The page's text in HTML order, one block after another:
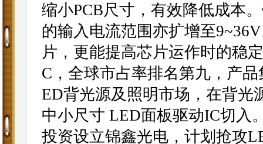
缩小PCB尺寸，有效降低成本
的输入电流范围亦扩增至
片，更能提高芯片运作时的稳
C，全球市占率排名第九，产
ED背光源及照明市场，在背光
中小尺寸 LED面板驱动IC切入
投资设立锦鑫光电，计划抢攻